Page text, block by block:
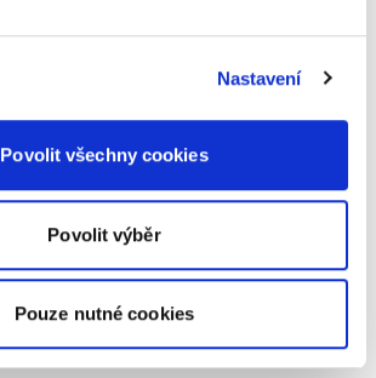
Nastavení
Povolit všechny cookies
Povolit výběr
Pouze nutné cookies